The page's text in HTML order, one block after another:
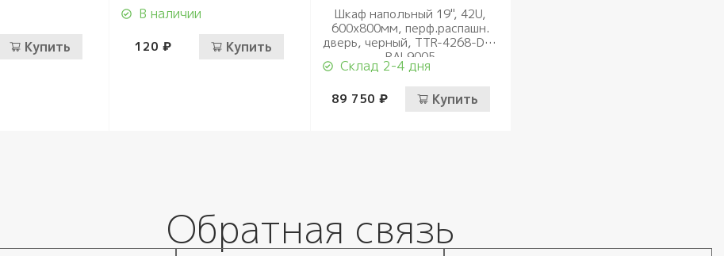
Купить
В наличии
120 ₽ Купить
Шкаф напольный 19", 42U,
600х800мм, перф.распашн.
дверь, черный, TTR-4268-DD-
RAL9005
Склад 2-4 дня
89 750 ₽ Купить
Обратная связь